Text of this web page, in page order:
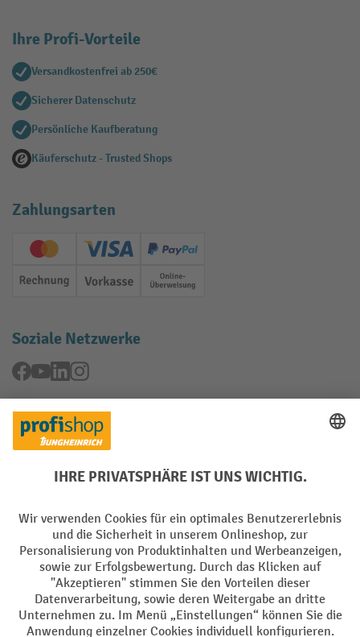
Ihre Profi-Vorteile
Versandkostenfrei ab 250€
Sicherer Datenschutz
Persönliche Kaufberatung
Käuferschutz - Trusted Shops
Zahlungsarten
Creditcard (Master)Creditcard (Visa)
PayPal
Rechnung Vorkasse Online-Überweisung
Soziale Netzwerke
Facebook
YouTubeLinkedInInstagram
Rücknahme-Services
Elektrogeräte Rückname
Batterie Rückname
AGB Impressum Datenschutz